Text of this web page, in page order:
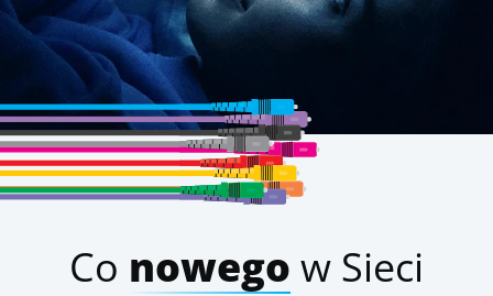
Co nowego w Sieci